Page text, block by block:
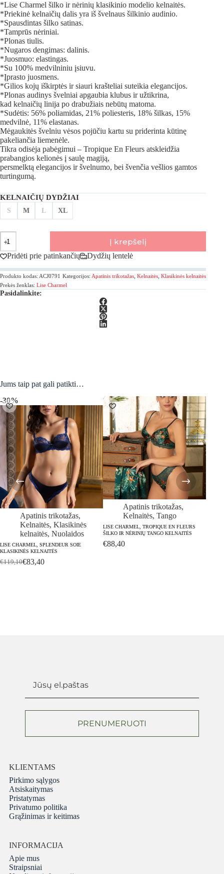
*Lise Charmel šilko ir nėrinių klasikinio modelio kelnaitės.
*Priekinė kelnaičių dalis yra iš švelnaus šilkinio audinio.
*Spausdintas šilko satinas.
*Tamprūs nėriniai.
*Plonas tiulis.
*Nugaros dengimas: dalinis.
*Juosmuo: elastingas.
*Su 100% medvilniniu įsiuvu.
*Įprasto juosmens.
*Gilios kojų iškirptės ir siauri krašteliai suteikia elegancijos.
*Plonas audinys švelniai apgaubia klubus ir užtikrina,
kad kelnaičių linija po drabužiais nebūtų matoma.
*Sudėtis: 56% poliamidas, 21% poliesteris, 18% šilkas, 15%
medvilnė, 11% elastanas.
Mėgaukitės švelniu vėsos pojūčiu kartu su priderinta kūtinę
pakeliančia liemenėle.
Tikra odisėja pabėgimui – Tropique En Fleurs atskleidžia
prabangios kelionės į saulę magiją,
persmelktą elegancijos ir švelnumo, bei švenčia vešlios gamtos
turtingumą.
KELNAIČIŲ DYDŽIAI
S M L XL
produkto
kiekis:
Lise
Charmel,
Tropique
En
Fleurs
Šilko
Į krepšelį
Pridėti prie patinkančių Dydžių lentelė
Produkto kodas: ACJ0791 Kategorijos: Apatinis trikotažas Kelnaitės Klasikinės kelnaitės
Prekės ženklas: Lise Charmel
Pasidalinkite:
Jums taip pat gali patikti…
-30%
Apatinis trikotažas,
Kelnaitės, Klasikinės
kelnaitės, Nuolaidos
LISE CHARMEL, SPLENDEUR SOIE
KLASIKINĖS KELNAITĖS
€119,10Original
€83,40
Current
Apatinis trikotažas,
Kelnaitės,Tango
LISE CHARMEL, TROPIQUE EN FLEURS
ŠILKO IR NĖRINIŲ TANGO KELNAITĖS
€88,40
PRENUMERUOTI
KLIENTAMS
Pirkimo sąlygos
Atsiskaitymas
Pristatymas
Privatumo politika
Grąžinimas ir keitimas
INFORMACIJA
Apie mus
Straipsniai